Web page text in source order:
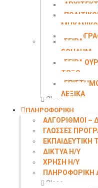
ΠΟΛΙΤΙΚΟΙ
ΣΕΙΡΑ
SCHAUM
ΣΕΙΡΑ
ΤΟΞΟ
ΛΕΞΙΚΑ
Close
ΠΛΗΡΟΦΟΡΙΚΗ
ΑΛΓΟΡΙΘΜΟΙ –
ΓΛΩΣΣΕΣ
ΕΚΠΑΙΔΕΥΤΙΚΗ
ΔΙΚΤΥΑ Η/Υ
ΧΡΗΣΗ Η/Υ
ΠΛΗΡΟΦΟΡΙΚΗ
Close